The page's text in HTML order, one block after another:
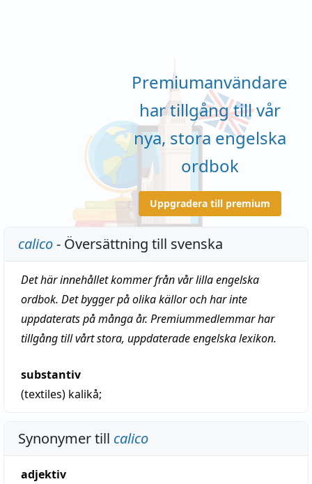
Premiumanvändare
har tillgång till vår
nya, stora engelska
ordbok
Uppgradera till premium
calico- Översättning till svenska
Det här innehållet kommer från vår lilla engelska
ordbok. Det bygger på olika källor och har inte
uppdaterats på många år. Premiummedlemmar har
tillgång till vårt stora, uppdaterade engelska lexikon.
substantiv
(textiles) kalikå;
Synonymer till calico
adjektiv